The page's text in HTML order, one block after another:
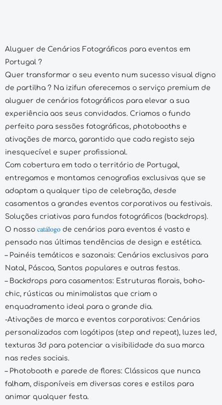
Aluguer de Cenários Fotográficos para eventos em
Portugal ?
Quer transformar o seu evento num sucesso visual digno
de partilha ? Na izifun oferecemos o serviço premium de
aluguer de cenários fotográficos para elevar a sua
experiência aos seus convidados. Criamos o fundo
perfeito para sessões fotográficas, photobooths e
ativações de marca, garantido que cada registo seja
inesquecível e super profissional.
Com cobertura em todo o território de Portugal,
entregamos e montamos cenografias exclusivas que se
adaptam a qualquer tipo de celebração, desde
casamentos a grandes eventos corporativos ou festivais.
Soluções criativas para fundos fotográficos (backdrops).
O nosso catálogo de cenários para eventos é vasto e
pensado nas últimas tendências de design e estética.
– Painéis temáticos e sazonais: Cenários exclusivos para
Natal, Páscoa, Santos populares e outras festas.
– Backdrops para casamentos: Estruturas florais, boho-
chic, rústicas ou minimalistas que criam o
enquadramento ideal para o grande dia.
-Ativações de marca e eventos corporativos: Cenários
personalizados com logótipos (step and repeat), luzes led,
texturas 3d para potenciar a visibilidade da sua marca
nas redes sociais.
– Photobooth e parede de flores: Clássicos que nunca
falham, disponíveis em diversas cores e estilos para
animar qualquer festa.